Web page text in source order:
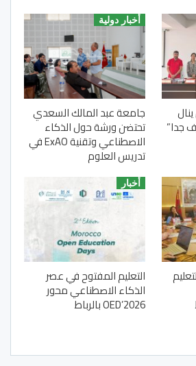
جدا”
أخبار دولية
جامعة عبد المالك السعدي
تحتضن ورشة حول الذكاء
الاصطناعي وتقنية ExAO في
تدريس العلوم
أخبار
التعليم المفتوح في عصر
الذكاء الاصطناعي محور
OED’2026 بالرباط